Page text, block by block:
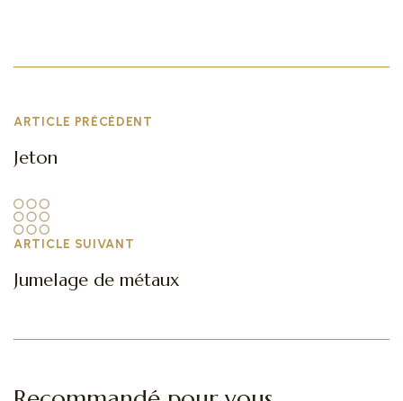
ARTICLE PRÉCÉDENT
Jeton
ARTICLE SUIVANT
Jumelage de métaux